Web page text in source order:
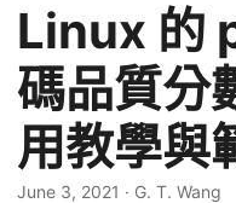
Linux 的
碼品質分
用教學與
June 3, 2021 · G. T. Wang